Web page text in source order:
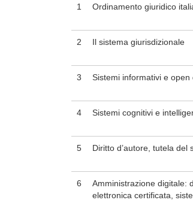
1 Ordinamento giuridico
2 Il sistema giurisdizionale
3 Sistemi informativi e open
4 Sistemi cognitivi e
5 Diritto d’autore, tutela del
6
Amministrazione digitale:
elettronica certificata,